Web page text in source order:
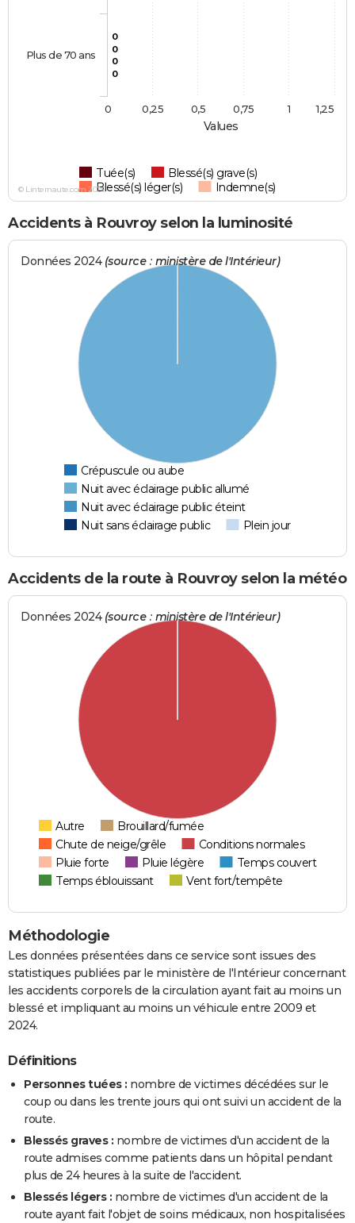
Values
0
0
0
0
Tuée(s)
Blessé(s) grave(s)
Blessé(s) léger(s)
Indemne(s)
Plus de 70 ans
0 1
0,25 0,5 0,75 1,25
© Linternaute.com 2026
Accidents à Rouvroy selon la luminosité
Données 2024 (source : ministère de l'Intérieur)
Crépuscule ou aube
Nuit avec éclairage public allumé
Nuit avec éclairage public éteint
Nuit sans éclairage public
Plein jour
Accidents de la route à Rouvroy selon la météo
Données 2024 (source : ministère de l'Intérieur)
Autre
Brouillard/fumée
Chute de neige/grêle
Conditions normales
Pluie forte
Pluie légère
Temps couvert
Temps éblouissant
Vent fort/tempête
Méthodologie
Les données présentées dans ce service sont issues des
statistiques publiées par le ministère de l'Intérieur concernant
les accidents corporels de la circulation ayant fait au moins un
blessé et impliquant au moins un véhicule entre 2009 et
2024.
Définitions
Personnes tuées : nombre de victimes décédées sur le
coup ou dans les trente jours qui ont suivi un accident de la
route.
Blessés graves : nombre de victimes d'un accident de la
route admises comme patients dans un hôpital pendant
plus de 24 heures à la suite de l'accident.
Blessés légers : nombre de victimes d'un accident de la
route ayant fait l'objet de soins médicaux, non hospitalisées